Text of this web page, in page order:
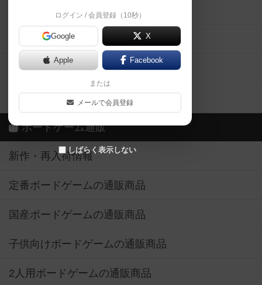
ログイン / 会員登録（10秒）
Google X
Apple Facebook
または
メールで会員登録
しばらく表示しない
掲示板・トピックス
ボドとも・会員一覧
ボードゲーム業界コラム
ボドゲーマご利用案内
ボードゲーム通販
新作・再入荷情報
定番ボードゲームの通販商品
国産ボードゲームの通販商品
子供向けボードゲームの通販商品
2人用ボードゲームの通販商品